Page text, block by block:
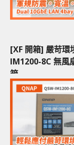
[XF 開箱] 嚴苛環
IM1200-8C 無風
箱